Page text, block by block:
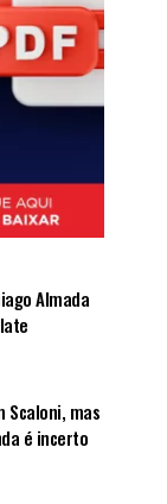
Almada
Scaloni, mas
é incerto